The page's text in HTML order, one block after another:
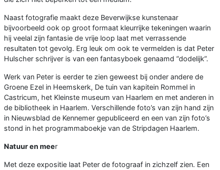
Naast fotografie maakt deze Beverwijkse kunstenaar
bijvoorbeeld ook op groot formaat kleurrijke tekeningen waarin
hij veelal zijn fantasie de vrije loop laat met verrassende
resultaten tot gevolg. Erg leuk om ook te vermelden is dat Peter
Hulscher schrijver is van een fantasyboek genaamd “dodelijk”.
Werk van Peter is eerder te zien geweest bij onder andere de
Groene Ezel in Heemskerk, De tuin van kapitein Rommel in
Castricum, het Kleinste museum van Haarlem en met anderen in
de bibliotheek in Haarlem. Verschillende foto’s van zijn hand zijn
in Nieuwsblad de Kennemer gepubliceerd en een van zijn foto’s
stond in het programmaboekje van de Stripdagen Haarlem.
Natuur en meer
Met deze expositie laat Peter de fotograaf in zichzelf zien. Een